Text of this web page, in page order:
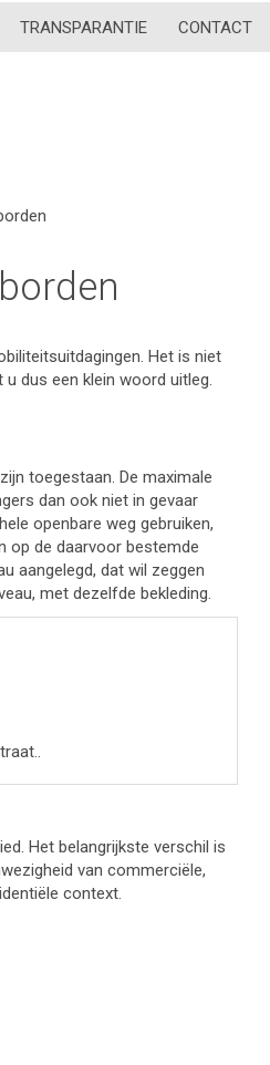
TRANSPARANTIE CONTACT
Het is niet
dus een klein woord uitleg.
toegestaan. De maximale
dan ook niet in gevaar
openbare weg gebruiken,
op de daarvoor bestemde
aangelegd, dat wil zeggen
met dezelfde bekleding.
Het belangrijkste verschil is
van commerciële,
context.